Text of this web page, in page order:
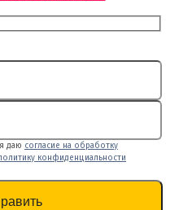
даю согласие на обработку
конфиденциальности